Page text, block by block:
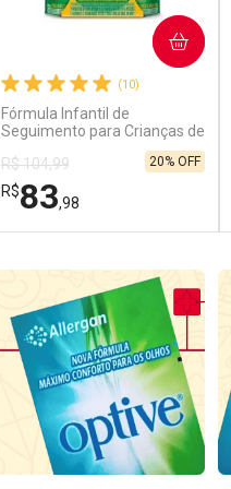
(10)
Fórmula Infantil de
Seguimento para Crianças de
Primeira Infância Nestonutri
2 Unidades de 800g cada
R$ 104,99
R$83,98
20% OFF
COMPRAR
Laboratório
Por Menos